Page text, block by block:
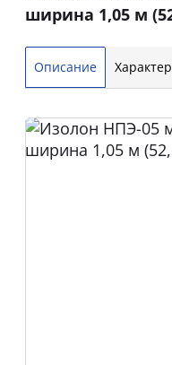
ширина 1,05 м
Описание